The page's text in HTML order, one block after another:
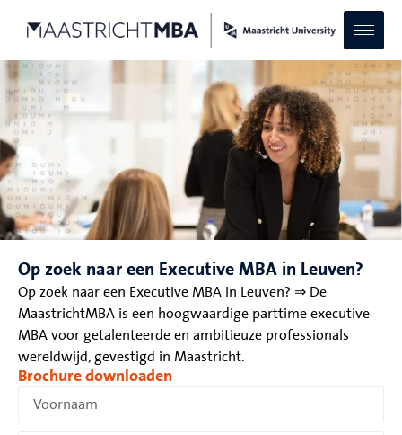
Op zoek naar een Executive MBA in Leuven?
Op zoek naar een Executive MBA in Leuven? ⇒ De
MaastrichtMBA is een hoogwaardige parttime executive
MBA voor getalenteerde en ambitieuze professionals
wereldwijd, gevestigd in Maastricht.
Brochure downloaden